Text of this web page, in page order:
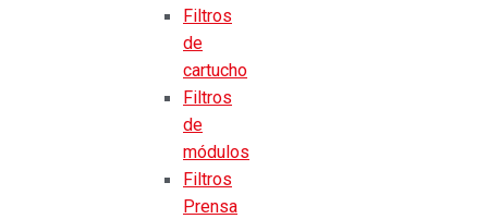
Filtros
de
cartucho
Filtros
de
módulos
Filtros
Prensa